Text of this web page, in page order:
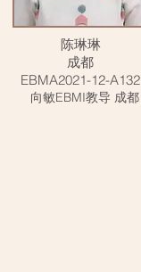
陈琳琳
成都
EBMA2021-12-A132
向敏EBMI教导 成都